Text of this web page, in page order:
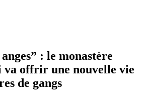
: le monastère
va offrir une nouvelle vie
de gangs